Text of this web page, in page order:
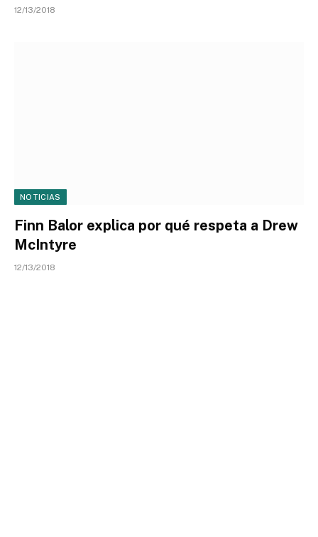
12/13/2018
NOTICIAS
Finn Balor explica por qué respeta a Drew
McIntyre
12/13/2018